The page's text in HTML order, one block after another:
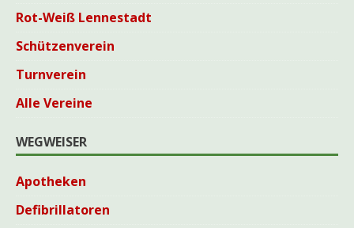
Rot-Weiß Lennestadt
Schützenverein
Turnverein
Alle Vereine
WEGWEISER
Apotheken
Defibrillatoren